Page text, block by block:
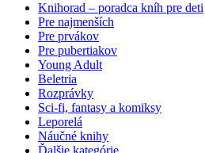
Knihorad – poradca kníh pre deti
Pre najmenších
Pre prvákov
Pre pubertiakov
Young Adult
Beletria
Rozprávky
Sci-fi, fantasy a komiksy
Leporelá
Náučné knihy